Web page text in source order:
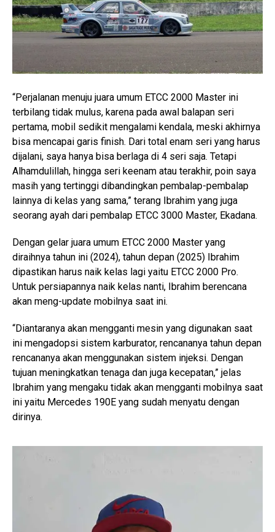
“Perjalanan menuju juara umum ETCC 2000 Master ini
terbilang tidak mulus, karena pada awal balapan seri
pertama, mobil sedikit mengalami kendala, meski akhirnya
bisa mencapai garis finish. Dari total enam seri yang harus
dijalani, saya hanya bisa berlaga di 4 seri saja. Tetapi
Alhamdulillah, hingga seri keenam atau terakhir, poin saya
masih yang tertinggi dibandingkan pembalap-pembalap
lainnya di kelas yang sama,” terang Ibrahim yang juga
seorang ayah dari pembalap ETCC 3000 Master, Ekadana.
Dengan gelar juara umum ETCC 2000 Master yang
diraihnya tahun ini (2024), tahun depan (2025) Ibrahim
dipastikan harus naik kelas lagi yaitu ETCC 2000 Pro.
Untuk persiapannya naik kelas nanti, Ibrahim berencana
akan meng-update mobilnya saat ini.
“Diantaranya akan mengganti mesin yang digunakan saat
ini mengadopsi sistem karburator, rencananya tahun depan
rencananya akan menggunakan sistem injeksi. Dengan
tujuan meningkatkan tenaga dan juga kecepatan,” jelas
Ibrahim yang mengaku tidak akan mengganti mobilnya saat
ini yaitu Mercedes 190E yang sudah menyatu dengan
dirinya.